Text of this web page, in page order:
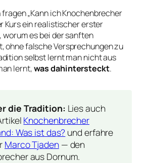
fragen „Kann ich Knochenbrecher
Kurs ein realistischer erster
es bei der sanften
ohne falsche Versprechungen zu
selbst lernt man nicht aus
lernt,was dahintersteckt.
die Tradition: Lies auch
Knochenbrecher
Was ist das? und erfahre
Marco Tjaden— den
aus Dornum.